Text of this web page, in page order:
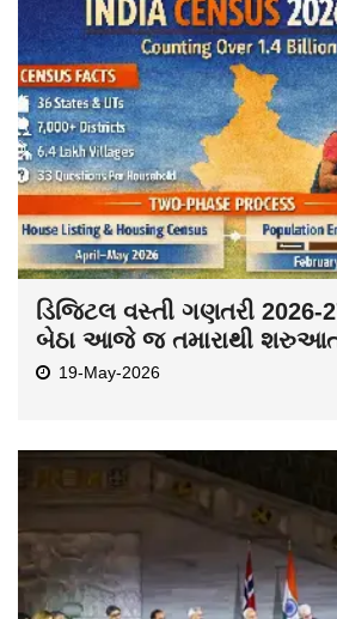
ડિજિટલ વસ્તી ગણતરી 2026-
બેઠા આજે જ તમારાથી શરુઆત
19-May-2026